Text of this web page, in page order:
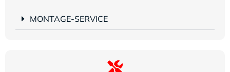
MONTAGE-SERVICE